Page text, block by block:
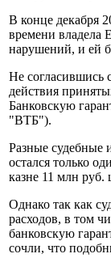
В конце декабря
времени владела
нарушений, и ей
Не согласившись
действия
Банковскую
"ВТБ").
Разные судебные
остался только
казне 11 млн руб.
Однако так как
расходов, в том
банковскую
сочли, что